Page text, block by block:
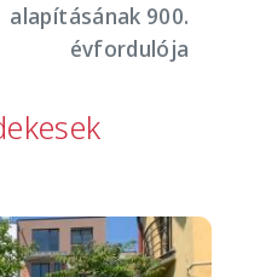
alapításának 900.
évfordulója